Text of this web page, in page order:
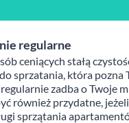
regularne
ceniących stałą
sprzatania, która pozna
zadba o Twoje
również przydatne,
sprzątania